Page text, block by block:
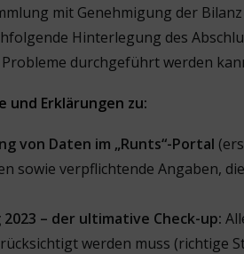
mit Genehmigung der
Hinterlegung des
durchgeführt werden
und Erklärungen zu:
von Daten im „Runts“-Portal
sowie verpflichtende Angaben,
– der ultimative Check-up:
werden muss (richtige